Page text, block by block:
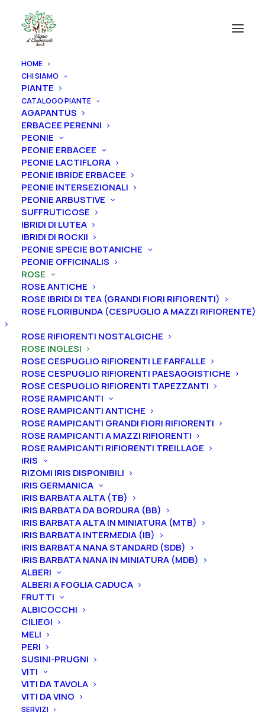
HOME
CHI SIAMO
PIANTE
CATALOGO PIANTE
AGAPANTUS
ERBACEE PERENNI
PEONIE
PEONIE ERBACEE
PEONIE LACTIFLORA
PEONIE IBRIDE ERBACEE
PEONIE INTERSEZIONALI
PEONIE ARBUSTIVE
SUFFRUTICOSE
IBRIDI DI LUTEA
IBRIDI DI ROCKII
PEONIE SPECIE BOTANICHE
PEONIE OFFICINALIS
ROSE
ROSE ANTICHE
ROSE IBRIDI DI TEA (GRANDI FIORI RIFIORENTI)
ROSE FLORIBUNDA (CESPUGLIO A MAZZI RIFIORENTE)
ROSE RIFIORENTI NOSTALGICHE
ROSE INGLESI
ROSE CESPUGLIO RIFIORENTI LE FARFALLE
ROSE CESPUGLIO RIFIORENTI PAESAGGISTICHE
ROSE CESPUGLIO RIFIORENTI TAPEZZANTI
ROSE RAMPICANTI
ROSE RAMPICANTI ANTICHE
ROSE RAMPICANTI GRANDI FIORI RIFIORENTI
ROSE RAMPICANTI A MAZZI RIFIORENTI
ROSE RAMPICANTI RIFIORENTI TREILLAGE
IRIS
RIZOMI IRIS DISPONIBILI
IRIS GERMANICA
IRIS BARBATA ALTA (TB)
IRIS BARBATA DA BORDURA (BB)
IRIS BARBATA ALTA IN MINIATURA (MTB)
IRIS BARBATA INTERMEDIA (IB)
IRIS BARBATA NANA STANDARD (SDB)
IRIS BARBATA NANA IN MINIATURA (MDB)
ALBERI
ALBERI A FOGLIA CADUCA
FRUTTI
ALBICOCCHI
CILIEGI
MELI
PERI
SUSINI-PRUGNI
VITI
VITI DA TAVOLA
VITI DA VINO
SERVIZI
Rosa cespuglio rifiorente inglese “Wisley 2008®”
Rosa cespuglio rifiorente
inglese “Wisley 2008®”
27,00€
La Rosa “Wisley 2008®” ha fiori a forma di rosetta,
coppa poco profonda di un fiabesco rosa puro
pastello. Rosa molto elegante che profuma di
lampone e rosa tea.
Dimensione vaso
Rosa
cespuglio
rifiorente
inglese
"Wisley
2008®"
quantità
Ordina subito questo prodotto!
Puoi acquistare ora questo prodotto contattandoci e
indicando la dimensione del vaso desiderata e la
quantità
ORDINA SU WHATSAPP